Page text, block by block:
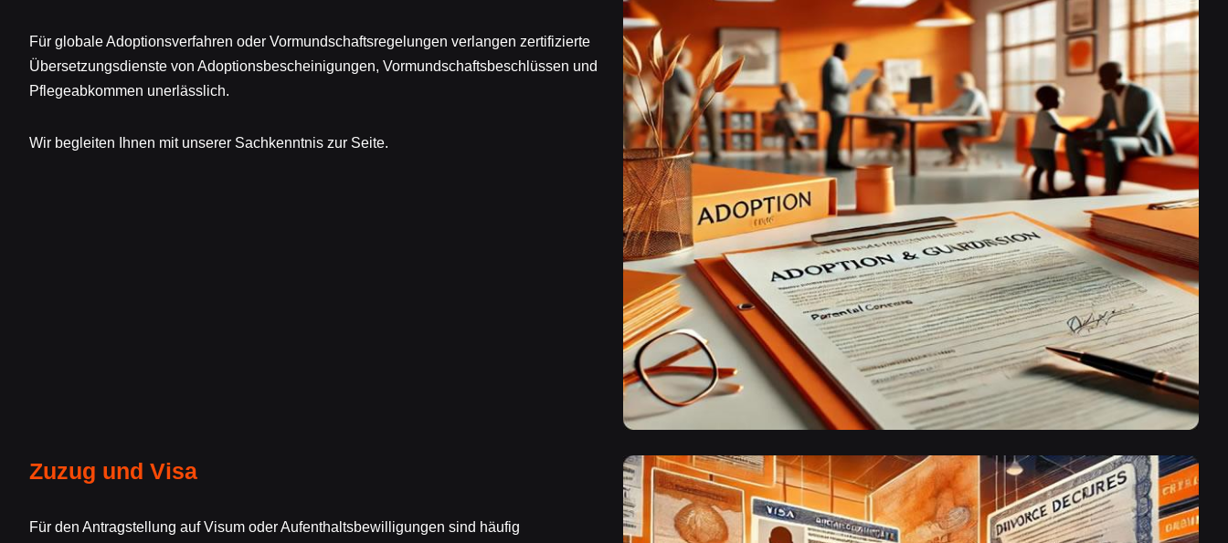
Für globale Adoptionsverfahren oder Vormundschaftsregelungen verlangen zertifizierte
Übersetzungsdienste von Adoptionsbescheinigungen, Vormundschaftsbeschlüssen und
Pflegeabkommen unerlässlich.
Wir begleiten Ihnen mit unserer Sachkenntnis zur Seite.
Zuzug und Visa
Für den Antragstellung auf Visum oder Aufenthaltsbewilligungen sind häufig